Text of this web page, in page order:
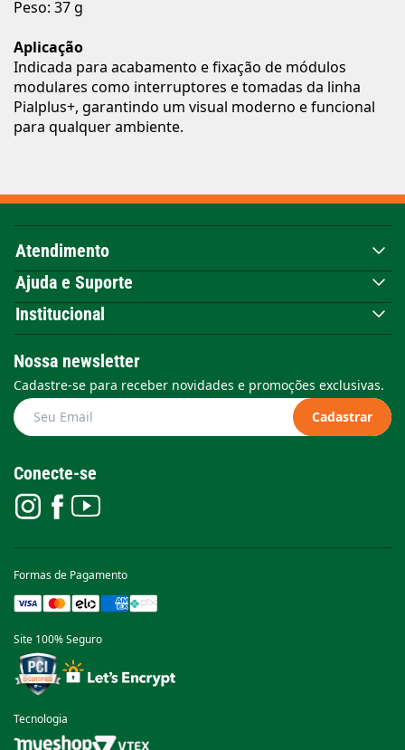
Peso: 37 g
Aplicação
Indicada para acabamento e fixação de módulos
modulares como interruptores e tomadas da linha
Pialplus+, garantindo um visual moderno e funcional
para qualquer ambiente.
Atendimento
Ajuda e Suporte
Institucional
Nossa newsletter
Cadastre-se para receber novidades e promoções exclusivas.
Cadastrar
Conecte-se
Formas de Pagamento
Site 100% Seguro
Tecnologia